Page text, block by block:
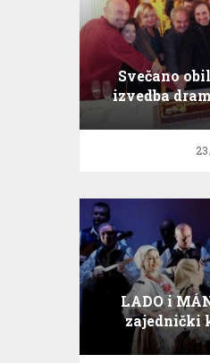
Svečano
izvedba
LADO i
zajednički